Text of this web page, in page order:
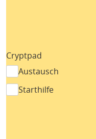
Cryptpad
Austausch
Starthilfe